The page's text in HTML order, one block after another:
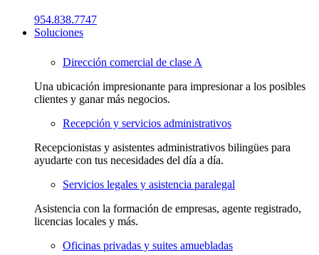
954.838.7747
Soluciones
Dirección comercial de clase A
Una ubicación impresionante para impresionar a los posibles
clientes y ganar más negocios.
Recepción y servicios administrativos
Recepcionistas y asistentes administrativos bilingües para
ayudarte con tus necesidades del día a día.
Servicios legales y asistencia paralegal
Asistencia con la formación de empresas, agente registrado,
licencias locales y más.
Oficinas privadas y suites amuebladas